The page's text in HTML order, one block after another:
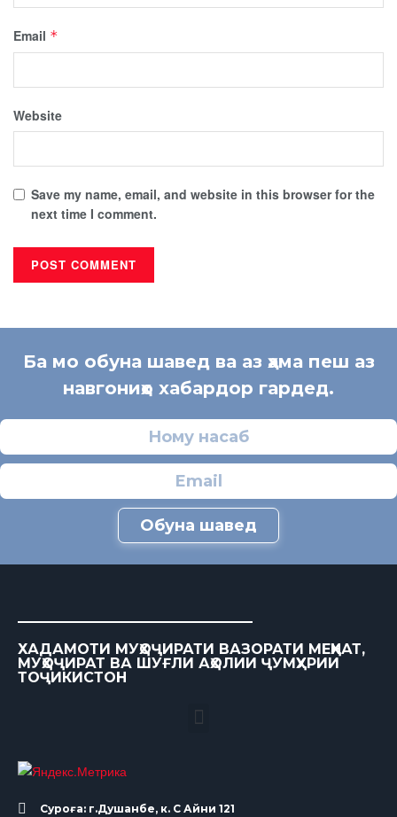
Email *
Website
Save my name, email, and website in this browser for the
next time I comment.
Ба мо обуна шавед ва аз ҳама пеш аз
навгониҳо хабардор гардед.
Обуна шавед
ХАДАМОТИ МУҲОҶИРАТИ ВАЗОРАТИ МЕҲНАТ,
МУҲОҶИРАТ ВА ШУҒЛИ АҲОЛИИ ҶУМҲУРИИ
ТОҶИКИСТОН
Суроға: г.Душанбе, к. С Айни 121